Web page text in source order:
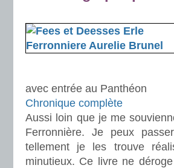
avec entrée au Panthéon
Chronique complète
Aussi loin que je me
Ferronnière. Je peux
tellement je les trouve
minutieux. Ce livre ne